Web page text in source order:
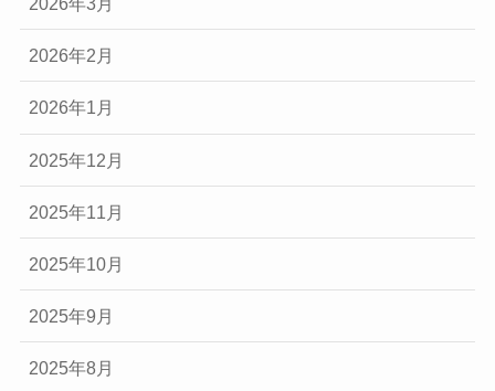
2026年2月
2026年1月
2025年12月
2025年11月
2025年10月
2025年9月
2025年8月